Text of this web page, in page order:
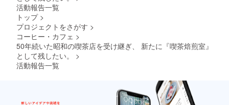
ヒーの
知識編
ヒーの
紹介を
しなが
活動報告一覧
トップ >
プロジェクトをさがす >
コーヒー・カフェ >
50年続いた昭和の喫茶店を受け継ぎ、 新たに『喫茶焙煎室』
として残したい。
>
活動報告一覧